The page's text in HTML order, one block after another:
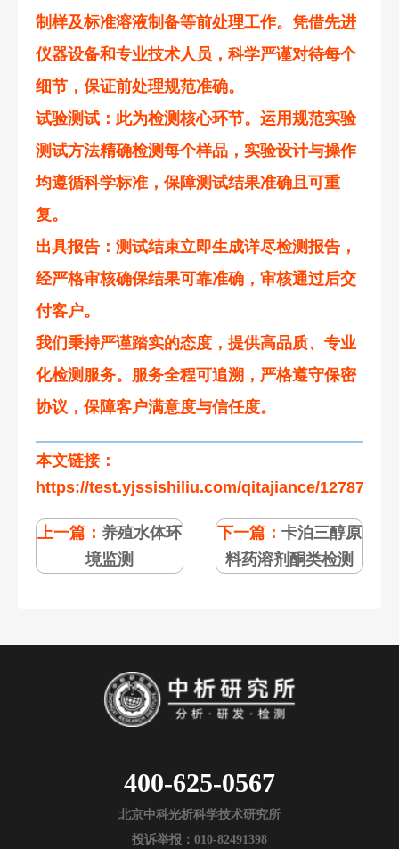
制样及标准溶液制备等前处理工作。凭借先进
仪器设备和专业技术人员，科学严谨对待每个
细节，保证前处理规范准确。
试验测试 ：此为检测核心环节。运用规范实验
测试方法精确检测每个样品，实验设计与操作
均遵循科学标准，保障测试结果准确且可重
复。
出具报告 ：测试结束立即生成详尽检测报告，
经严格审核确保结果可靠准确，审核通过后交
付客户。
我们秉持严谨踏实的态度，提供高品质、专业
化检测服务。服务全程可追溯，严格遵守保密
协议，保障客户满意度与信任度。
本文链接：
https://test.yjssishiliu.com/qitajiance/
上一篇： 养殖水体环
境监测
下一篇：卡泊三醇原
料药溶剂酮类检测
400-625-0567
北京中科光析科学技术研究所
投诉举报：010-82491398